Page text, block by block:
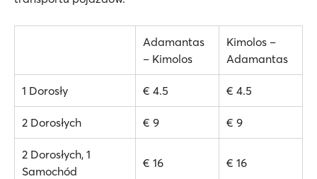
Adamantas
– Kimolos
Kimolos –
Adamantas
1 Dorosły € 4.5 € 4.5
2 Dorosłych € 9 € 9
2 Dorosłych, 1
Samochód
€ 16 € 16